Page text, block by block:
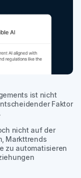
ist nicht
Faktor
nicht auf der
Markttrends
zu automatisieren